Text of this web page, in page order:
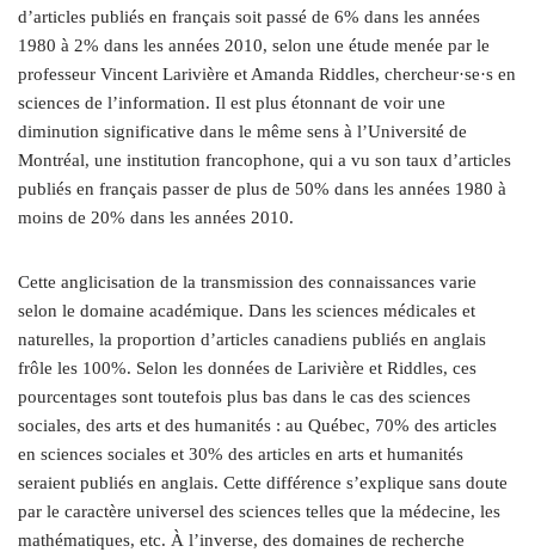
d’articles publiés en français soit passé de 6% dans les années
1980 à 2% dans les années 2010, selon une étude menée par le
professeur Vincent Larivière et Amanda Riddles, chercheur·se·s en
sciences de l’information. Il est plus étonnant de voir une
diminution significative dans le même sens à l’Université de
Montréal, une institution francophone, qui a vu son taux d’articles
publiés en français passer de plus de 50% dans les années 1980 à
moins de 20% dans les années 2010.
Cette anglicisation de la transmission des connaissances varie
selon le domaine académique. Dans les sciences médicales et
naturelles, la proportion d’articles canadiens publiés en anglais
frôle les 100%. Selon les données de Larivière et Riddles, ces
pourcentages sont toutefois plus bas dans le cas des sciences
sociales, des arts et des humanités : au Québec, 70% des articles
en sciences sociales et 30% des articles en arts et humanités
seraient publiés en anglais. Cette différence s’explique sans doute
par le caractère universel des sciences telles que la médecine, les
mathématiques, etc. À l’inverse, des domaines de recherche